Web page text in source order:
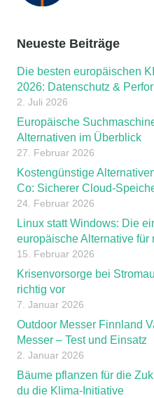
Neueste Beiträge
Die besten europäischen
2026: Datenschutz &
2. Juli 2026
Europäische
Alternativen im Überblick
27. Februar 2026
Kostengünstige
Co: Sicherer Cloud-
24. Februar 2026
Linux statt Windows: Die
europäische Alternative für
15. Februar 2026
Krisenvorsorge bei
richtig vor
7. Januar 2026
Outdoor Messer Finnland
Messer – Test und Einsatz
2. Januar 2026
Bäume pflanzen für die
du die Klima-Initiative